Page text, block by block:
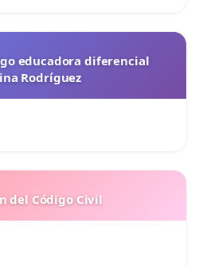
educadora diferencial
Rodríguez
del Código Civil